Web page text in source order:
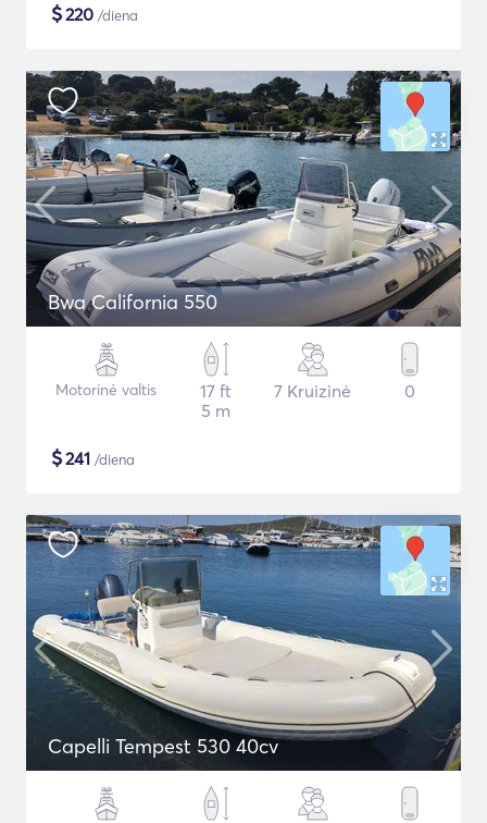
$220 /diena
Bwa California 550
Motorinė valtis
17 ft
5 m
7 Kruizinė 0
$241 /diena
Capelli Tempest 530 40cv